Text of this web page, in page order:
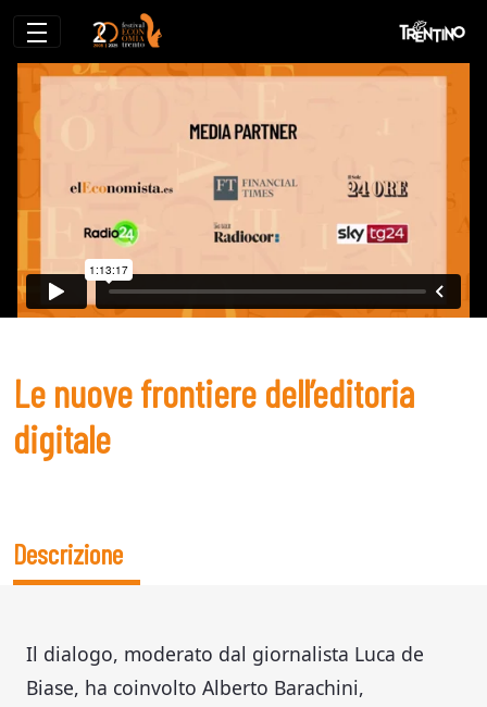
Le nuove frontiere dell’editoria digitale
Le nuove frontiere dell’editoria
digitale
Descrizione
Il dialogo, moderato dal giornalista Luca de
Biase, ha coinvolto Alberto Barachini,